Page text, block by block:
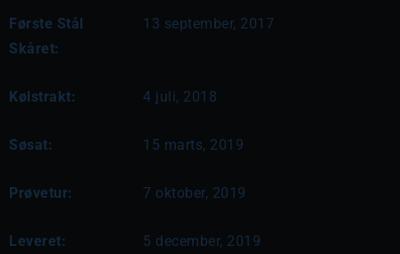
Første Stål
Skåret:
13 september, 2017
Kølstrakt: 4 juli, 2018
Søsat: 15 marts, 2019
Prøvetur: 7 oktober, 2019
Leveret: 5 december, 2019